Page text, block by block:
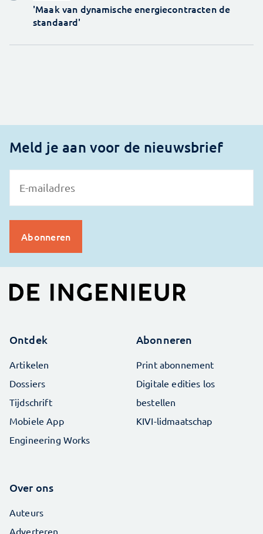
'Maak van dynamische energiecontracten de
standaard'
Meld je aan voor de nieuwsbrief
Ontdek
Artikelen
Dossiers
Tijdschrift
Mobiele App
Engineering Works
Abonneren
Print abonnement
Digitale edities los
bestellen
KIVI-lidmaatschap
Over ons
Auteurs
Adverteren